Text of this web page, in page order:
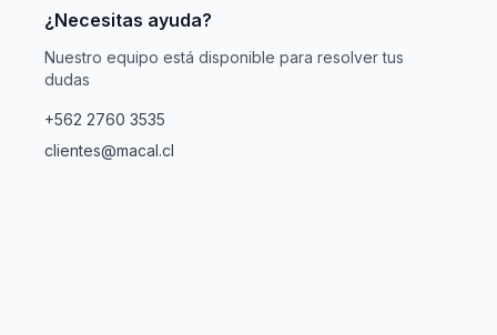
¿Necesitas ayuda?
Nuestro equipo está disponible para resolver tus
dudas
+562 2760 3535
clientes@macal.cl